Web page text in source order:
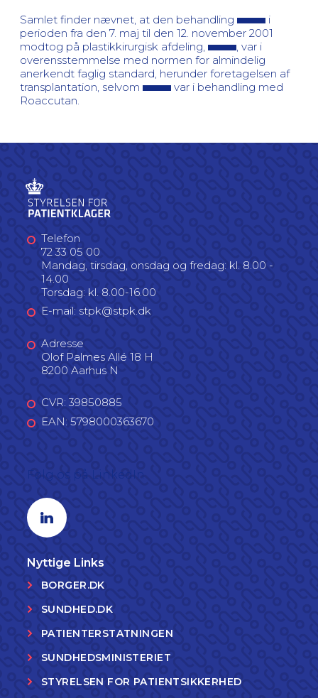
Samlet finder nævnet, at den behandling
i
perioden fra den 7. maj til den 12. november 2001
modtog på plastikkirurgisk afdeling,
, var i
overensstemmelse med normen for almindelig
anerkendt faglig standard, herunder foretagelsen af
transplantation, selvom
var i behandling med
Roaccutan.
Telefon
72 33 05 00
Mandag, tirsdag, onsdag og fredag: kl. 8.00 -
14.00
Torsdag: kl. 8.00-16.00
E-mail: stpk@stpk.dk
Adresse
Olof Palmes Allé 18 H
8200 Aarhus N
CVR: 39850885
EAN: 5798000363670
Linkedin profil
Nyttige Links
BORGER.DK
SUNDHED.DK
PATIENTERSTATNINGEN
SUNDHEDSMINISTERIET
STYRELSEN FOR PATIENTSIKKERHED